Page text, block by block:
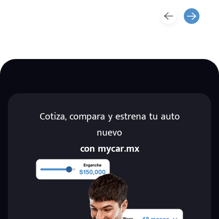
Cotiza, compara y estrena tu auto
nuevo
con mycar.mx